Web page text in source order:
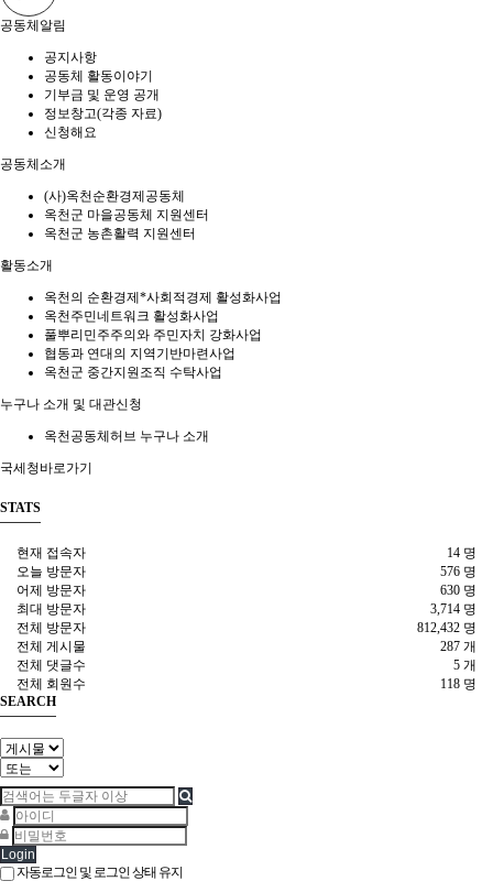
공동체알림
공지사항
공동체 활동이야기
기부금 및 운영 공개
정보창고(각종 자료)
신청해요
공동체소개
(사)옥천순환경제공동체
옥천군 마을공동체 지원센터
옥천군 농촌활력 지원센터
활동소개
옥천의 순환경제*사회적경제 활성화사업
옥천주민네트워크 활성화사업
풀뿌리민주주의와 주민자치 강화사업
협동과 연대의 지역기반마련사업
옥천군 중간지원조직 수탁사업
누구나 소개 및 대관신청
옥천공동체허브 누구나 소개
국세청바로가기
STATS
14 명
현재 접속자
576 명
오늘 방문자
630 명
어제 방문자
3,714 명
최대 방문자
812,432 명
전체 방문자
287 개
전체 게시물
5 개
전체 댓글수
118 명
전체 회원수
SEARCH
Login
자동로그인 및 로그인 상태 유지